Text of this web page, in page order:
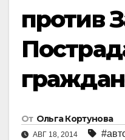
против
От Ольга Кортунова
АВГ 18, 2014